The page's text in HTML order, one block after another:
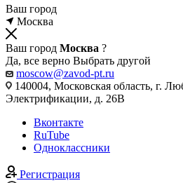
Ваш город
Москва
Ваш город Москва ?
Да, все верно Выбрать другой
moscow@zavod-pt.ru
140004, Московская область, г.
Электрификации, д. 26В
Вконтакте
RuTube
Одноклассники
Регистрация